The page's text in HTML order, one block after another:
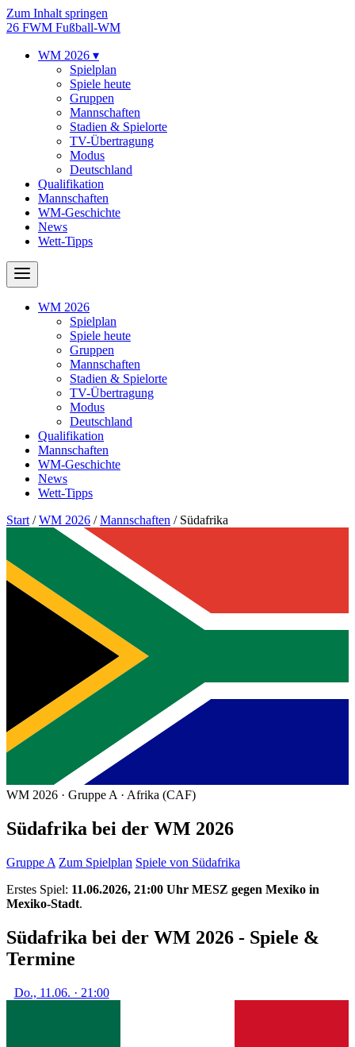
Zum Inhalt springen
26 FWM Fußball-WM
WM 2026 ▾
Spielplan
Spiele heute
Gruppen
Mannschaften
Stadien & Spielorte
TV-Übertragung
Modus
Deutschland
Qualifikation
Mannschaften
WM-Geschichte
News
Wett-Tipps
WM 2026
Spielplan
Spiele heute
Gruppen
Mannschaften
Stadien & Spielorte
TV-Übertragung
Modus
Deutschland
Qualifikation
Mannschaften
WM-Geschichte
News
Wett-Tipps
Start /WM 2026 /Mannschaften / Südafrika
WM 2026 · Gruppe A · Afrika (CAF)
Südafrika bei der WM 2026
Gruppe A Zum Spielplan Spiele von Südafrika
Erstes Spiel: 11.06.2026, 21:00 Uhr MESZ gegen Mexiko in
Mexiko-Stadt.
Südafrika bei der WM 2026 - Spiele &
Termine
Do., 11.06. · 21:00